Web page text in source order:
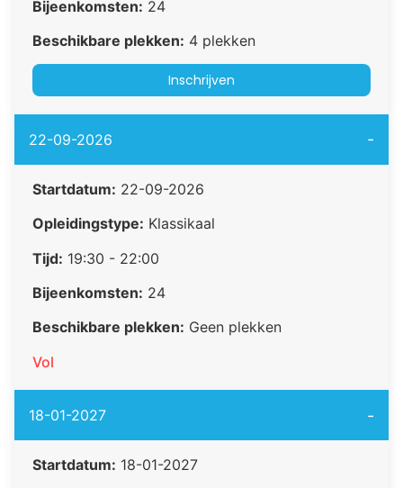
Bijeenkomsten: 24
Beschikbare plekken: 4 plekken
Inschrijven
22-09-2026 -
Startdatum: 22-09-2026
Opleidingstype: Klassikaal
Tijd: 19:30 - 22:00
Bijeenkomsten: 24
Beschikbare plekken: Geen plekken
Vol
18-01-2027 -
Startdatum: 18-01-2027